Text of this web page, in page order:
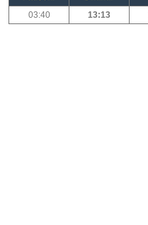
03:40
13:13